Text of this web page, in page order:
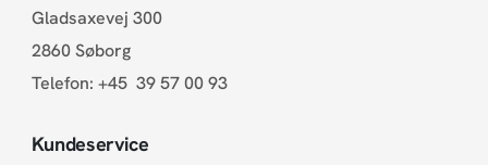
Gladsaxevej 300
2860 Søborg
Telefon: +45 39 57 00 93
Kundeservice